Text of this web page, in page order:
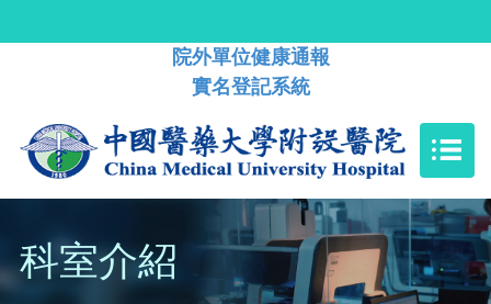
院外單位健康通報
實名登記系統
科室介紹